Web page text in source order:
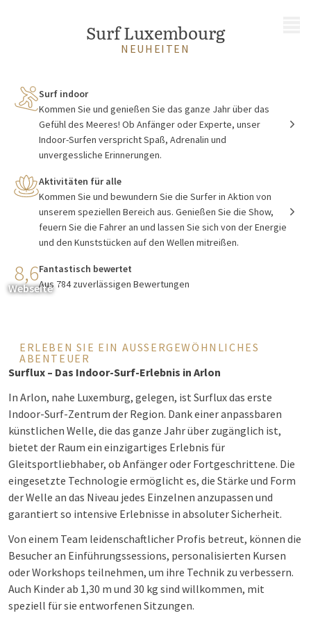
Surf Luxembourg
NEUHEITEN
Surf indoor
Kommen Sie und genießen Sie das ganze Jahr über das
Gefühl des Meeres! Ob Anfänger oder Experte, unser
Indoor-Surfen verspricht Spaß, Adrenalin und
unvergessliche Erinnerungen.
Aktivitäten für alle
Kommen Sie und bewundern Sie die Surfer in Aktion von
unserem speziellen Bereich aus. Genießen Sie die Show,
feuern Sie die Fahrer an und lassen Sie sich von der Energie
und den Kunststücken auf den Wellen mitreißen.
8,6Fantastisch bewertet
Aus 784 zuverlässigen Bewertungen
Webseite
ERLEBEN SIE EIN AUSSERGEWÖHNLICHES A
BENTEUER
Surflux – Das Indoor-Surf-Erlebnis in Arlon
In Arlon, nahe Luxemburg, gelegen, ist Surflux das erste
Indoor-Surf-Zentrum der Region. Dank einer anpassbaren
künstlichen Welle, die das ganze Jahr über zugänglich ist,
bietet der Raum ein einzigartiges Erlebnis für
Gleitsportliebhaber, ob Anfänger oder Fortgeschrittene. Die
eingesetzte Technologie ermöglicht es, die Stärke und Form
der Welle an das Niveau jedes Einzelnen anzupassen und
garantiert so intensive Erlebnisse in absoluter Sicherheit.
Von einem Team leidenschaftlicher Profis betreut, können die
Besucher an Einführungssessions, personalisierten Kursen
oder Workshops teilnehmen, um ihre Technik zu verbessern.
Auch Kinder ab 1,30 m und 30 kg sind willkommen, mit
speziell für sie entworfenen Sitzungen.